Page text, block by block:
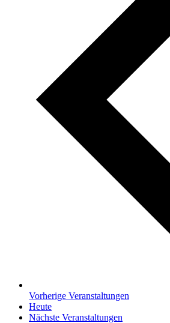
Vorherige Veranstaltungen
Heute
Nächste Veranstaltungen